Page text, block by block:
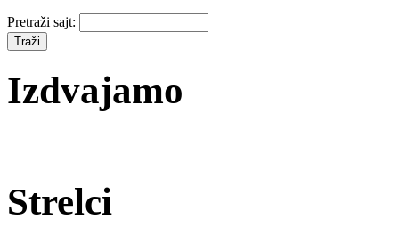
Pretraži sajt:
Izdvajamo
Strelci